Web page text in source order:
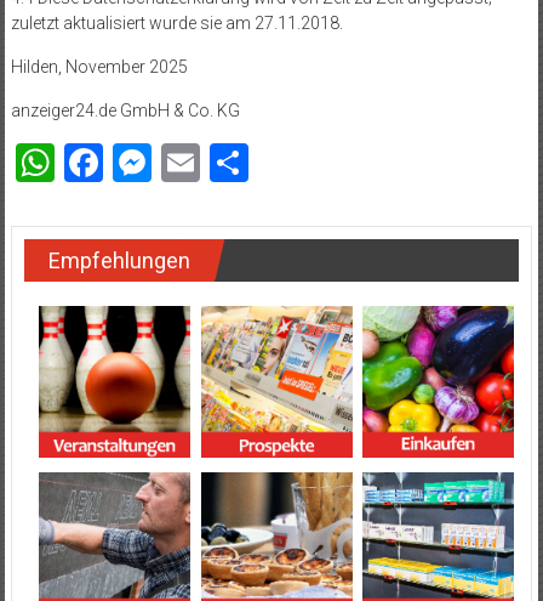
zuletzt aktualisiert wurde sie am 27.11.2018.
Hilden, November 2025
anzeiger24.de GmbH & Co. KG
WhatsApp
Facebook
Messenger
EmailTeilen
Empfehlungen